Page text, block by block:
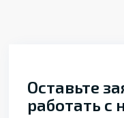
Оставьте
работать с